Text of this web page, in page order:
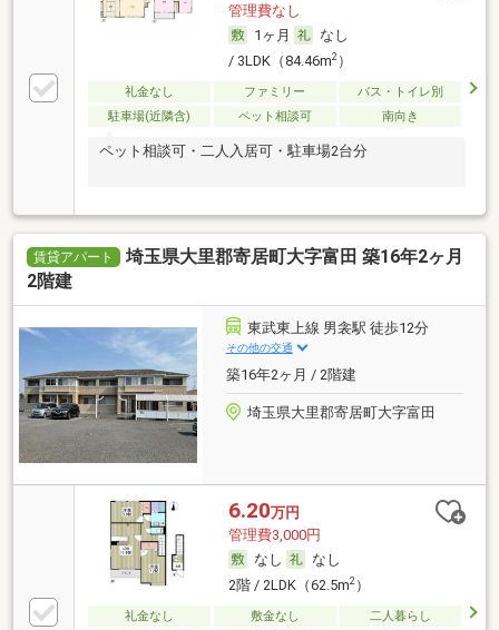
管理費なし
1ヶ月
なし
/ 3LDK（84.46m2）
礼金なし ファミリー
バス・トイレ別
駐車場(近隣含)
ペット相談可 南向き
ペット相談可・二人入居可・駐車場2台分
賃貸アパート
埼玉県大里郡寄居町大字富田 築16年2ヶ月
2階建
東武東上線 男衾駅 徒歩12分
その他の交通
築16年2ヶ月 / 2階建
埼玉県大里郡寄居町大字富田
6.20万円
管理費3,000円
なし
なし
2階 / 2LDK（62.5m2）
礼金なし 敷金なし
二人暮らし